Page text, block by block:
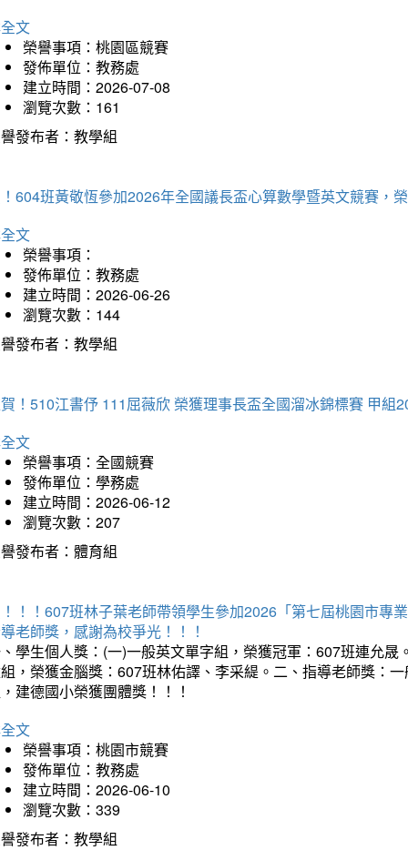
文
榮譽事項：桃園區競賽
發佈單位：教務處
建立時間：2026-07-08
瀏覽次數：161
發布者：教學組
604班黃敬恆參加2026年全國議長盃心算數學暨英文競賽，
文
榮譽事項：
發佈單位：教務處
建立時間：2026-06-26
瀏覽次數：144
發布者：教學組
！510江書伃 111屈薇欣 榮獲理事長盃全國溜冰錦標賽 甲組
文
榮譽事項：全國競賽
發佈單位：學務處
建立時間：2026-06-12
瀏覽次數：207
發布者：體育組
！！607班林子葉老師帶領學生參加2026「第七屆桃園市專
老師獎，感謝為校爭光！！！
學生個人獎：(一)一般英文單字組，榮獲冠軍：607班連允
，榮獲金腦獎：607班林佑譯、李采緹。二、指導老師獎：
建德國小榮獲團體獎！！！
文
榮譽事項：桃園市競賽
發佈單位：教務處
建立時間：2026-06-10
瀏覽次數：339
發布者：教學組